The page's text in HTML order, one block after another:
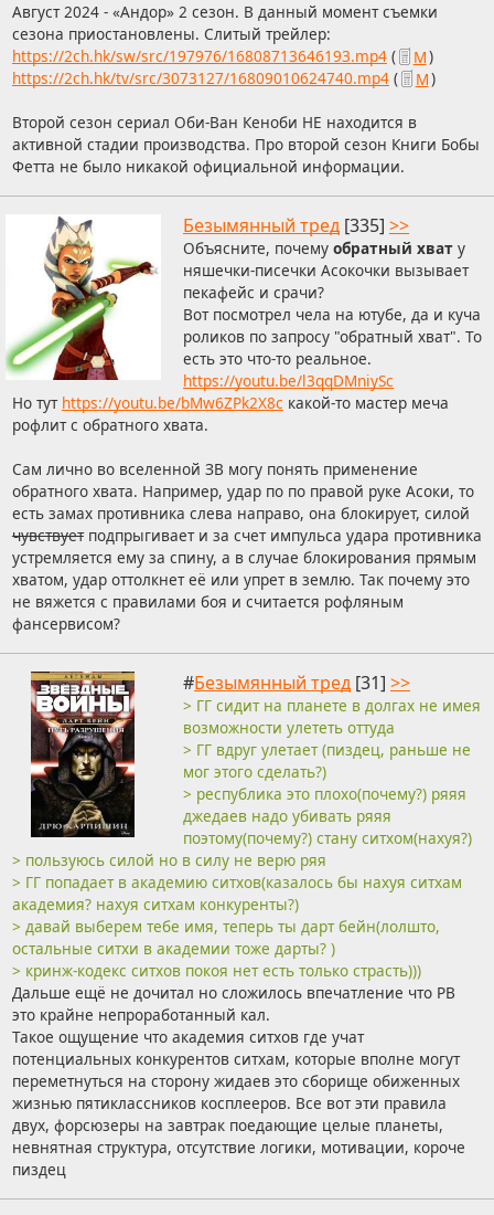
Август 2024 - «Андор» 2 сезон. В данный момент съемки
сезона приостановлены. Слитый трейлер:
https://2ch.hk/sw/src/197976/16808713646193.mp4( М)
https://2ch.hk/tv/src/3073127/16809010624740.mp4( М)
Второй сезон сериал Оби-Ван Кеноби НЕ находится в
активной стадии производства. Про второй сезон Книги Бобы
Фетта не было никакой официальной информации.
Безымянный тред [335] >>
Объясните, почему обратный хват у
няшечки-писечки Асокочки вызывает
пекафейс и срачи?
Вот посмотрел чела на ютубе, да и куча
роликов по запросу "обратный хват". То
есть это что-то реальное.
https://youtu.be/l3qqDMniySc
Но тут https://youtu.be/bMw6ZPk2X8c какой-то мастер меча
рофлит с обратного хвата.
Сам лично во вселенной ЗВ могу понять применение
обратного хвата. Например, удар по по правой руке Асоки, то
есть замах противника слева направо, она блокирует, силой
чувствуетподпрыгивает и за счет импульса удара противника
устремляется ему за спину, а в случае блокирования прямым
хватом, удар оттолкнет её или упрет в землю. Так почему это
не вяжется с правилами боя и считается рофляным
фансервисом?
#Безымянный тред [31] >>
> ГГ сидит на планете в долгах не имея
возможности улететь оттуда
> ГГ вдруг улетает (пиздец, раньше не
мог этого сделать?)
> республика это плохо(почему?) ряяя
джедаев надо убивать ряяя
поэтому(почему?) стану ситхом(нахуя?)
> пользуюсь силой но в силу не верю ряя
> ГГ попадает в академию ситхов(казалось бы нахуя ситхам
академия? нахуя ситхам конкуренты?)
> давай выберем тебе имя, теперь ты дарт бейн(лолшто,
остальные ситхи в академии тоже дарты? )
> кринж-кодекс ситхов покоя нет есть только страсть)))
Дальше ещё не дочитал но сложилось впечатление что РВ
это крайне непроработанный кал.
Такое ощущение что академия ситхов где учат
потенциальных конкурентов ситхам, которые вполне могут
переметнуться на сторону жидаев это сборище обиженных
жизнью пятиклассников косплееров. Все вот эти правила
двух, форсюзеры на завтрак поедающие целые планеты,
невнятная структура, отсутствие логики, мотивации, короче
пиздец